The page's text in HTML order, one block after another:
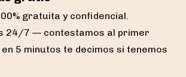
gratuita y confidencial.
24/7 — contestamos al primer
5 minutos te decimos si tenemos